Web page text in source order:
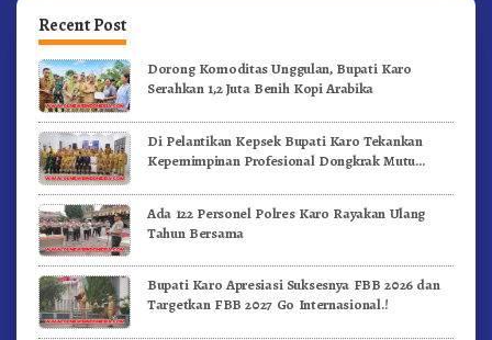
Recent Post
Dorong Komoditas Unggulan, Bupati Karo
Serahkan 1,2 Juta Benih Kopi Arabika
Di Pelantikan Kepsek Bupati Karo Tekankan
Kepemimpinan Profesional Dongkrak Mutu
Ada 122 Personel Polres Karo Rayakan Ulang
Tahun Bersama
Bupati Karo Apresiasi Suksesnya FBB 2026 dan
Targetkan FBB 2027 Go Internasional.!